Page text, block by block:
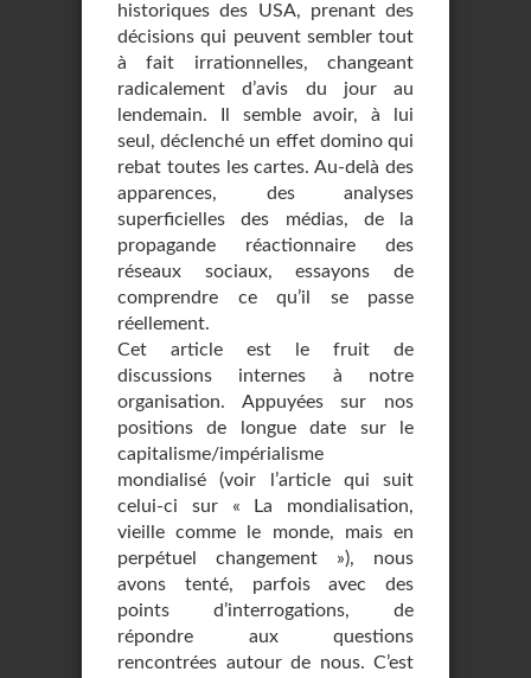
historiques des USA, prenant des
décisions qui peuvent sembler tout
à fait irrationnelles, changeant
radicalement d’avis du jour au
lendemain. Il semble avoir, à lui
seul, déclenché un effet domino qui
rebat toutes les cartes. Au-delà des
apparences, des analyses
superficielles des médias, de la
propagande réactionnaire des
réseaux sociaux, essayons de
comprendre ce qu’il se passe
réellement.
Cet article est le fruit de
discussions internes à notre
organisation. Appuyées sur nos
positions de longue date sur le
capitalisme/impérialisme
mondialisé (voir l’article qui suit
celui-ci sur « La mondialisation,
vieille comme le monde, mais en
perpétuel changement »), nous
avons tenté, parfois avec des
points d’interrogations, de
répondre aux questions
rencontrées autour de nous. C’est